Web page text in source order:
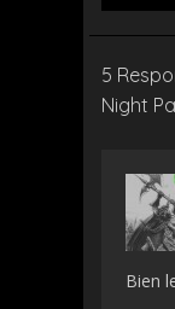
5
Night
Bien